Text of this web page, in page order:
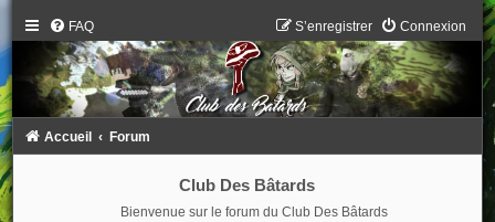
FAQ Connexion
S’enregistrer
Accueil Forum
Club Des Bâtards
Bienvenue sur le forum du Club Des Bâtards